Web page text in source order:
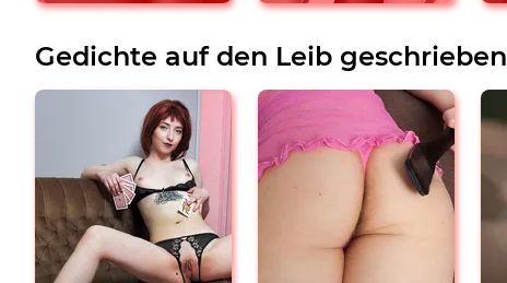
Gedichte auf den Leib geschrieben